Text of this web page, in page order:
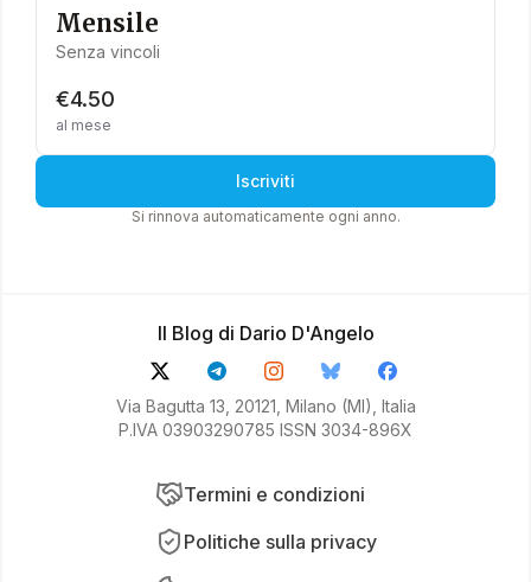
Mensile
Senza vincoli
€4.50
al mese
Iscriviti
Si rinnova automaticamente ogni anno.
Termini e condizioni
Politiche sulla privacy
Il Blog di Dario D'Angelo
Via Bagutta 13, 20121, Milano (MI), Italia
P.IVA 03903290785 ISSN 3034-896X